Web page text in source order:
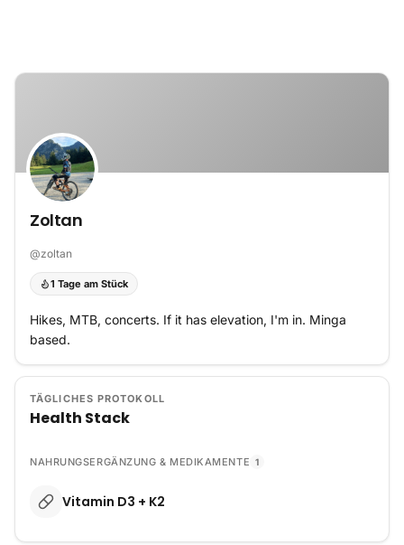
Zoltan
@zoltan
1 Tage am Stück
Hikes, MTB, concerts. If it has elevation, I'm in. Minga
based.
TÄGLICHES PROTOKOLL
Health Stack
NAHRUNGSERGÄNZUNG & MEDIKAMENTE 1
Vitamin D3 + K2